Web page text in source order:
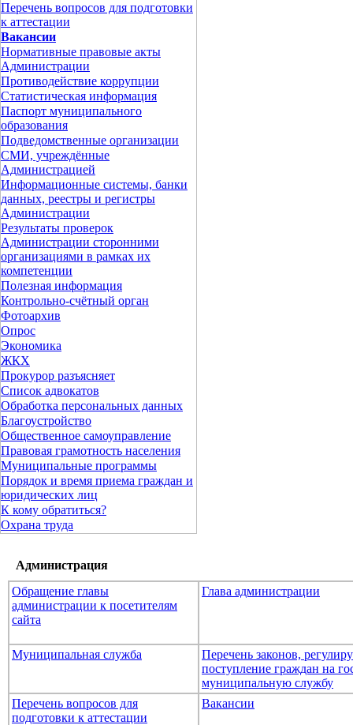
Перечень вопросов для подготовки
к аттестации
Вакансии
Нормативные правовые акты
Администрации
Противодействие коррупции
Статистическая информация
Паспорт муниципального
образования
Подведомственные организации
СМИ, учреждённые
Администрацией
Информационные системы, банки
данных, реестры и регистры
Администрации
Результаты проверок
Администрации сторонними
организациями в рамках их
компетенции
Полезная информация
Контрольно-счётный орган
Фотоархив
Опрос
Экономика
ЖКХ
Прокурор разъясняет
Список адвокатов
Обработка персональных данных
Благоустройство
Общественное самоуправление
Правовая грамотность населения
Муниципальные программы
Порядок и время приема граждан и
юридических лиц
К кому обратиться?
Охрана труда
Администрация
Обращение главы
администрации к посетителям
сайта
Глава администрации
Муниципальная служба
Перечень законов,
поступление граждан на
муниципальную службу
Перечень вопросов для
подготовки к аттестации
Вакансии